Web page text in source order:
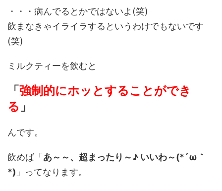
・・・病んでるとかではないよ(笑)
飲まなきゃイライラするというわけでもないです
(笑)
ミルクティーを飲むと
「強制的にホッとすることができ
る 」
んです。
飲めば「 あ～～、超まったり～♪ いいわ～(*´ω｀
*) 」ってなります。